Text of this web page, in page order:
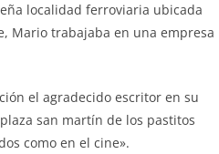
localidad ferroviaria ubicada
Mario trabajaba en una empresa
el agradecido escritor en su
san martín de los pastitos
como en el cine».